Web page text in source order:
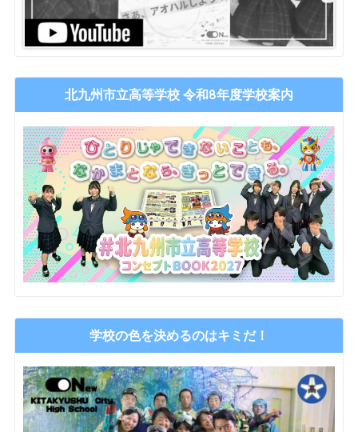
北九州市立高等学校 令和8年度学校案内
学校の色を決めるのはキミだ！